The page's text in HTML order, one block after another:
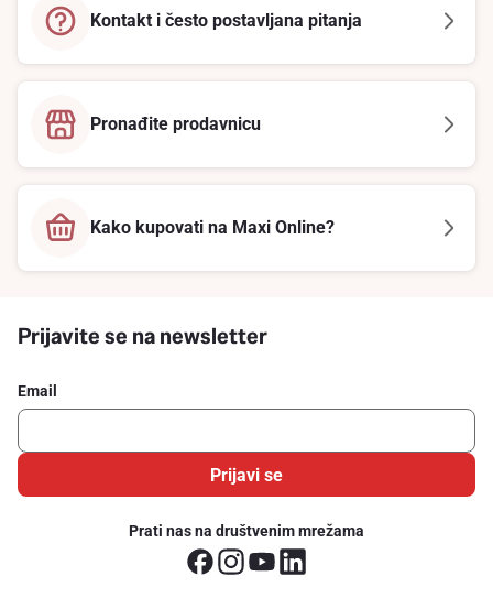
Kontakt i često postavljana pitanja
Pronađite prodavnicu
Kako kupovati na Maxi Online?
Prijavite se na newsletter
Email
Prijavi se
Prati nas na društvenim mrežama